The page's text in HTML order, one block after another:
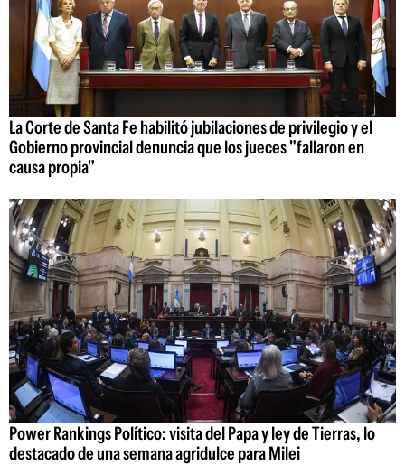
La Corte de Santa Fe habilitó jubilaciones de privilegio y el
Gobierno provincial denuncia que los jueces "fallaron en
causa propia"
Power Rankings Político: visita del Papa y ley de Tierras, lo
destacado de una semana agridulce para Milei